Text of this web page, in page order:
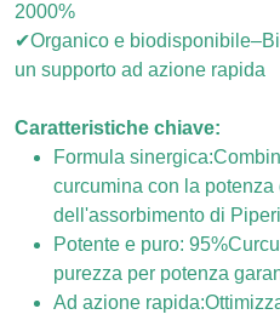
2000%
✔Organico e
un supporto ad azione rapida
Caratteristiche chiave:
Formula
curcumina con la
dell'assorbimento di
Potente e puro:
purezza per potenza
Ad azione